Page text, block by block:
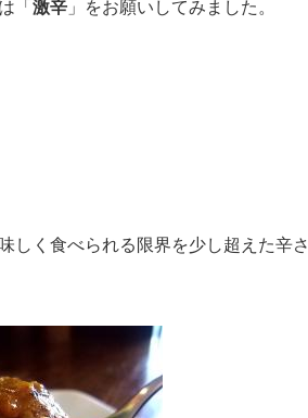
「 激辛 」をお願いしてみました。
しく食べられる限界を少し超えた辛さ